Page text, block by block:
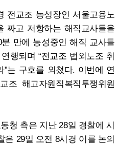
전교조 농성장인 서울고용노
짜고 저항하는 해직교사들을
만에 농성중인 해직 교사들
행되며 “전교조 법외노조 취
”는 구호를 외쳤다. 이번에 연
조 해고자원직복직투쟁위원
청 측은 지난 28일 경찰에 시
은 29일 오전 8시경 이를 논의